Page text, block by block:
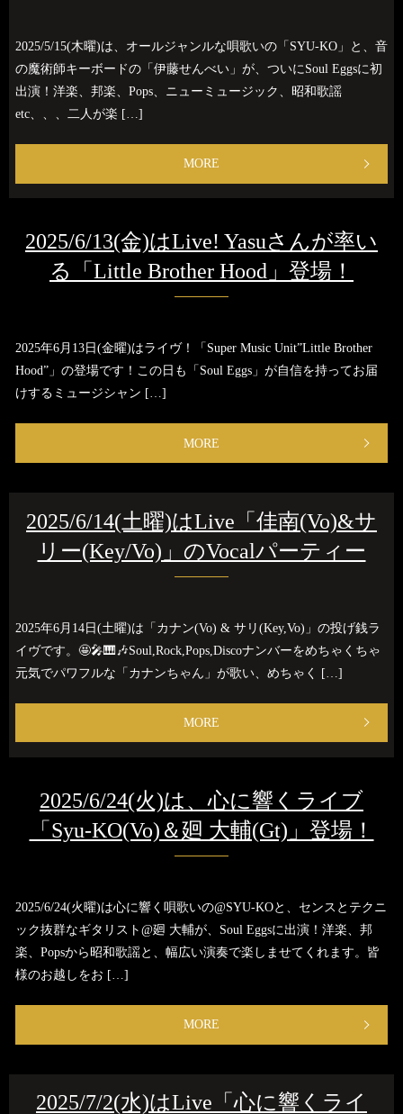
2025/5/15(木曜)は、オールジャンルな唄歌いの「SYU-KO」と、音
の魔術師キーボードの「伊藤せんべい」が、ついにSoul Eggsに初
出演！洋楽、邦楽、Pops、ニューミュージック、昭和歌謡
etc、、、二人が楽 […]
MORE
2025/6/13(金)はLive! Yasuさんが率い
る「Little Brother Hood」登場！
2025年6月13日(金曜)はライヴ！「Super Music Unit”Little Brother
Hood”」の登場です！この日も「Soul Eggs」が自信を持ってお届
けするミュージシャン […]
MORE
2025/6/14(土曜)はLive「佳南(Vo)&サ
リー(Key/Vo)」のVocalパーティー
2025年6月14日(土曜)は「カナン(Vo) & サリ(Key,Vo)」の投げ銭ラ
イヴです。🤩🎤🎹🎶Soul,Rock,Pops,Discoナンバーをめちゃくちゃ
元気でパワフルな「カナンちゃん」が歌い、めちゃく […]
MORE
2025/6/24(火)は、心に響くライブ
「Syu-KO(Vo)＆廻 大輔(Gt)」登場！
2025/6/24(火曜)は心に響く唄歌いの@SYU-KOと、センスとテクニ
ック抜群なギタリスト@廻 大輔が、Soul Eggsに出演！洋楽、邦
楽、Popsから昭和歌謡と、幅広い演奏で楽しませてくれます。皆
様のお越しをお […]
MORE
2025/7/2(水)はLive「心に響くライ